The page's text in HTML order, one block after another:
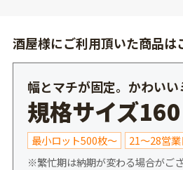
酒屋様にご利用頂いた商品は
幅とマチが固定。かわいい
規格サイズ160
最小ロット500枚～ 21～28営
※繁忙期は納期が変わる場合がご